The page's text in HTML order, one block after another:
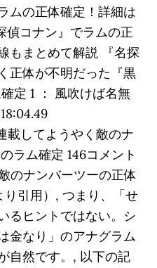
ムの正体確定！詳細は
偵コナン』でラムの正
もまとめて解説 『名探
正体が不明だった『黒
定 1 ： 風吹けば名無
載してようやく敵のナ
ラム確定 146コメント
のナンバーツーの正体
り引用）, つまり、「せ
るヒントではない。シ
金なり」のアナグラム
自然です。, 以下の記